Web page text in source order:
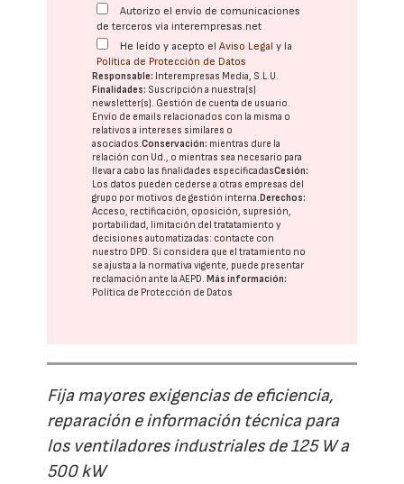
Autorizo el envío de comunicaciones
de terceros vía interempresas.net
He leído y acepto elAviso Legal y la
Política de Protección de Datos
Responsable: Interempresas Media, S.L.U.
Finalidades: Suscripción a nuestra(s)
newsletter(s). Gestión de cuenta de usuario.
Envío de emails relacionados con la misma o
relativos a intereses similares o
asociados.Conservación: mientras dure la
relación con Ud., o mientras sea necesario para
llevar a cabo las finalidades especificadasCesión:
Los datos pueden cederse a otras empresas del
grupo por motivos de gestión interna. Derechos:
Acceso, rectificación, oposición, supresión,
portabilidad, limitación del tratatamiento y
decisiones automatizadas: contacte con
nuestro DPD. Si considera que el tratamiento no
se ajusta a la normativa vigente, puede presentar
reclamación ante laAEPD. Más información:
Política de Protección de Datos
Fija mayores exigencias de eficiencia,
reparación e información técnica para
los ventiladores industriales de 125 W a
500 kW